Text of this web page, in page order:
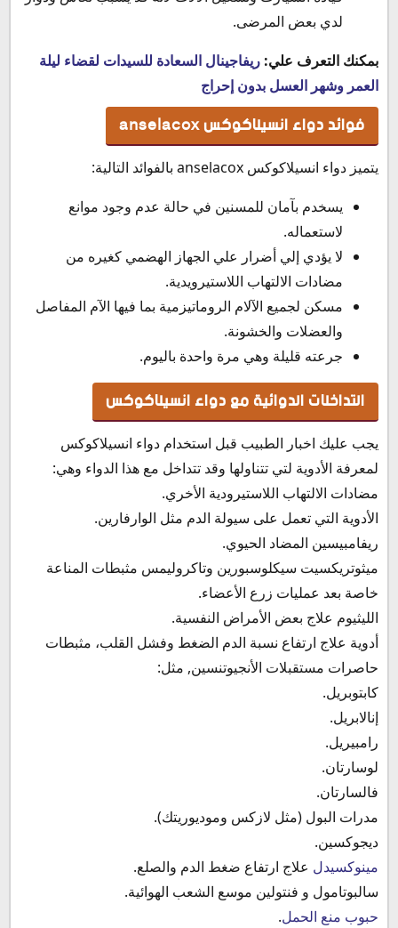
لدي بعض المرضى.
بمكنك التعرف علي: ريفاجينال السعادة للسيدات لقضاء ليلة
العمر وشهر العسل بدون إحراج
فوائد دواء انسيلاكوكس anselacox
يتميز دواء انسيلاكوكس anselacox بالفوائد التالية:
يسخدم بآمان للمسنين في حالة عدم وجود موانع
لاستعماله.
لا يؤدي إلي أضرار علي الجهاز الهضمي كغيره من
مضادات الالتهاب اللاستيرويدية.
مسكن لجميع الآلام الروماتيزمية بما فيها الآم المفاصل
والعضلات والخشونة.
جرعته قليلة وهي مرة واحدة باليوم.
التداخلات الدوائية مع دواء انسيلاكوكس
يجب عليك اخبار الطبيب قبل استخدام دواء انسيلاكوكس
لمعرفة الأدوية لتي تتناولها وقد تتداخل مع هذا الدواء وهي:
مضادات الالتهاب اللاستيرودية الأخري.
الأدوية التي تعمل على سيولة الدم مثل الوارفارين.
ريفامبيسين المضاد الحيوي.
ميثوتريكسيت سيكلوسبورين وتاكروليمس مثبطات المناعة
خاصة بعد عمليات زرع الأعضاء.
الليثيوم علاج بعض الأمراض النفسية.
أدوية علاج ارتفاع نسبة الدم الضغط وفشل القلب، مثبطات
حاصرات مستقبلات الأنجيوتنسين, مثل:
كابتوبريل.
إنالابريل.
رامبيريل.
لوسارتان.
فالسارتان.
مدرات البول (مثل لازكس وموديوريتك).
ديجوكسين.
مينوكسيدل علاج ارتفاع ضغط الدم والصلع.
سالبوتامول و فنتولين موسع الشعب الهوائية.
حبوب منع الحمل.